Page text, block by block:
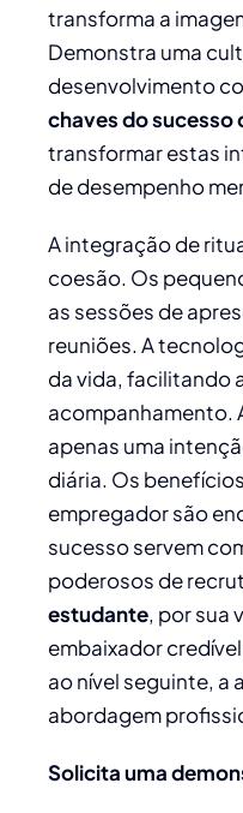
transforma a
Demonstra uma
desenvolvimento
chaves do sucesso
transformar estas
de desempenho
A integração de
coesão. Os
as sessões de
reuniões. A
da vida, facilitando
acompanhamento.
apenas uma
diária. Os
empregador são
sucesso servem
poderosos de
estudante, por sua
embaixador
ao nível seguinte, a
abordagem
Solicita uma